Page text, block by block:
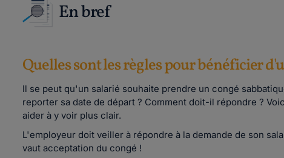
En bref
Quelles sont les règles pour bénéficier
Il se peut qu'un salarié souhaite prendre un congé
reporter sa date de départ ? Comment doit-il répondre ?
aider à y voir plus clair.
L'employeur doit veiller à répondre à la demande de son
vaut acceptation du congé !